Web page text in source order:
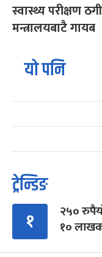
स्वास्थ्य परीक्षण
मन्त्रालयबाटै गायब
यो पनि
ट्रेन्डिङ
१
२५०
१०